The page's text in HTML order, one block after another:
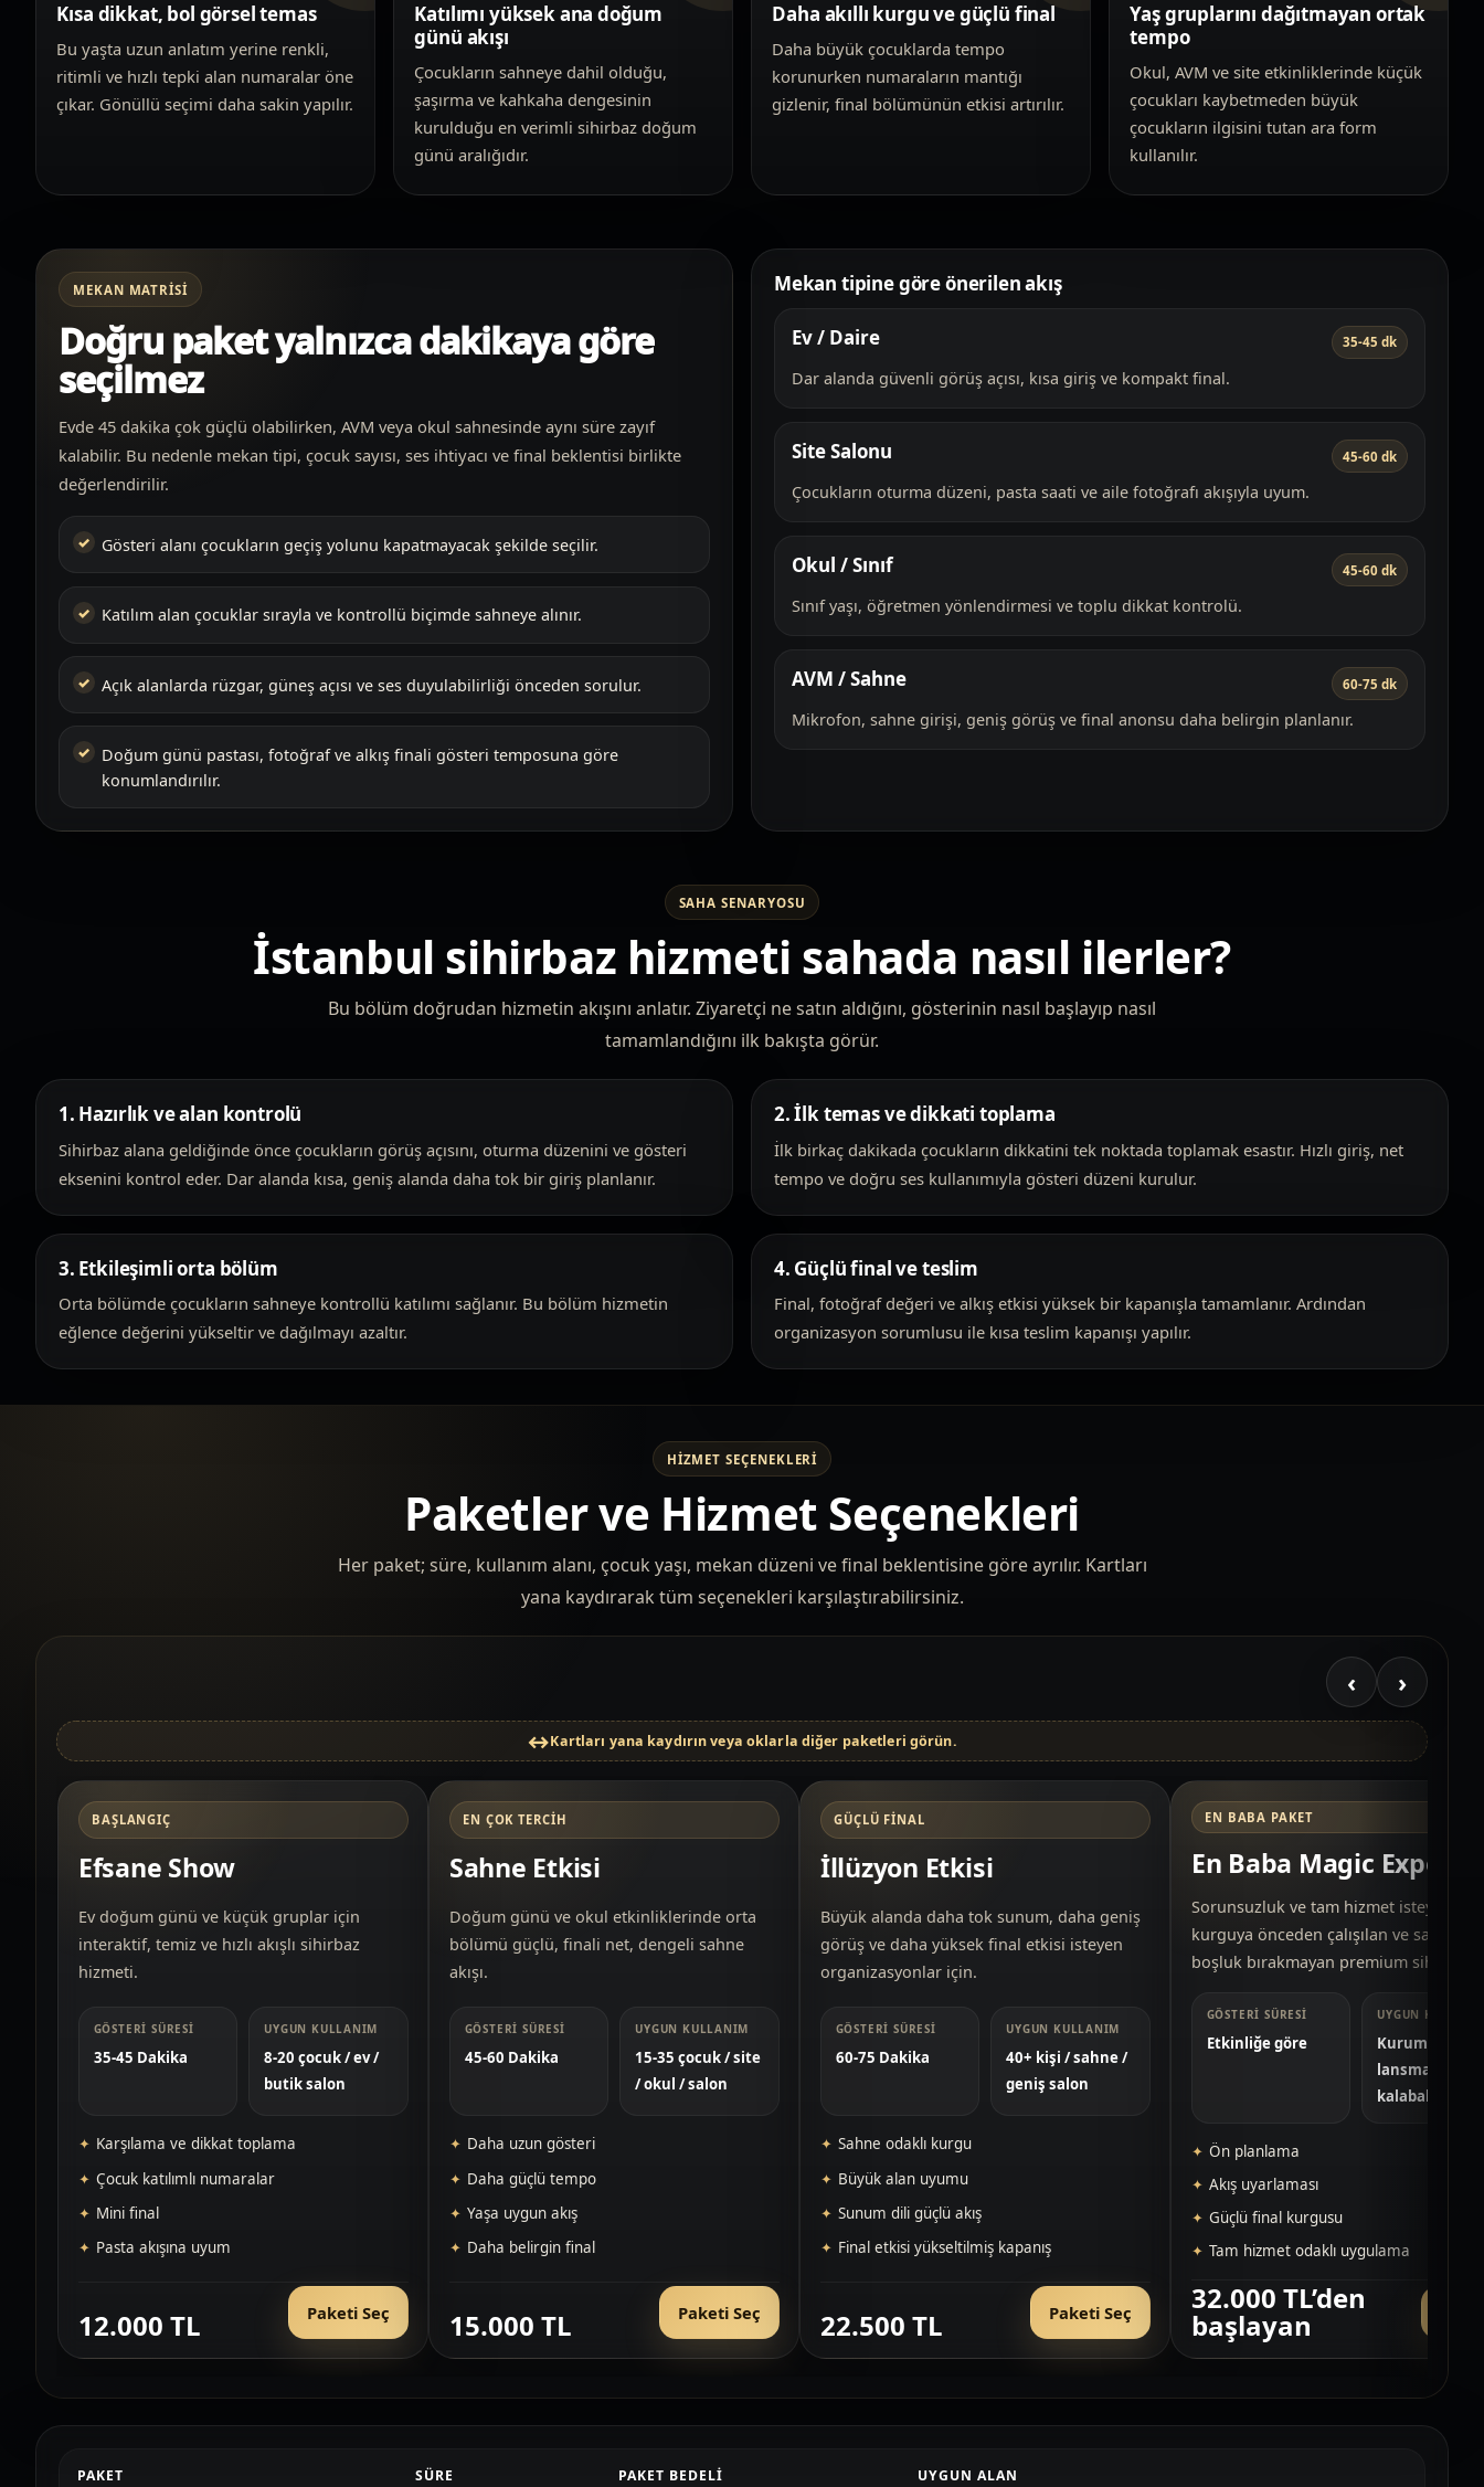
Kısa dikkat, bol görsel temas
Bu yaşta uzun anlatım yerine renkli,
ritimli ve hızlı tepki alan numaralar öne
çıkar. Gönüllü seçimi daha sakin yapılır.
Katılımı yüksek ana doğum
günü akışı
Çocukların sahneye dahil olduğu,
şaşırma ve kahkaha dengesinin
kurulduğu en verimli sihirbaz doğum
günü aralığıdır.
Daha akıllı kurgu ve güçlü final
Daha büyük çocuklarda tempo
korunurken numaraların mantığı
gizlenir, final bölümünün etkisi artırılır.
Yaş gruplarını dağıtmayan ortak
tempo
Okul, AVM ve site etkinliklerinde küçük
çocukları kaybetmeden büyük
çocukların ilgisini tutan ara form
kullanılır.
MEKAN MATRISI
Doğru paket yalnızca dakikaya göre
seçilmez
Evde 45 dakika çok güçlü olabilirken, AVM veya okul sahnesinde aynı süre zayıf
kalabilir. Bu nedenle mekan tipi, çocuk sayısı, ses ihtiyacı ve final beklentisi birlikte
değerlendirilir.
Gösteri alanı çocukların geçiş yolunu kapatmayacak şekilde seçilir.
Katılım alan çocuklar sırayla ve kontrollü biçimde sahneye alınır.
Açık alanlarda rüzgar, güneş açısı ve ses duyulabilirliği önceden sorulur.
Doğum günü pastası, fotoğraf ve alkış finali gösteri temposuna göre
konumlandırılır.
Mekan tipine göre önerilen akış
Ev / Daire 35-45 dk
Dar alanda güvenli görüş açısı, kısa giriş ve kompakt final.
Site Salonu 45-60 dk
Çocukların oturma düzeni, pasta saati ve aile fotoğrafı akışıyla uyum.
Okul / Sınıf 45-60 dk
Sınıf yaşı, öğretmen yönlendirmesi ve toplu dikkat kontrolü.
AVM / Sahne 60-75 dk
Mikrofon, sahne girişi, geniş görüş ve final anonsu daha belirgin planlanır.
SAHA SENARYOSU
İstanbul sihirbaz hizmeti sahada nasıl ilerler?
Bu bölüm doğrudan hizmetin akışını anlatır. Ziyaretçi ne satın aldığını, gösterinin nasıl başlayıp nasıl
tamamlandığını ilk bakışta görür.
1. Hazırlık ve alan kontrolü
Sihirbaz alana geldiğinde önce çocukların görüş açısını, oturma düzenini ve gösteri
eksenini kontrol eder. Dar alanda kısa, geniş alanda daha tok bir giriş planlanır.
2. İlk temas ve dikkati toplama
İlk birkaç dakikada çocukların dikkatini tek noktada toplamak esastır. Hızlı giriş, net
tempo ve doğru ses kullanımıyla gösteri düzeni kurulur.
3. Etkileşimli orta bölüm
Orta bölümde çocukların sahneye kontrollü katılımı sağlanır. Bu bölüm hizmetin
eğlence değerini yükseltir ve dağılmayı azaltır.
4. Güçlü final ve teslim
Final, fotoğraf değeri ve alkış etkisi yüksek bir kapanışla tamamlanır. Ardından
organizasyon sorumlusu ile kısa teslim kapanışı yapılır.
HIZMET SEÇENEKLERI
Paketler ve Hizmet Seçenekleri
Her paket; süre, kullanım alanı, çocuk yaşı, mekan düzeni ve final beklentisine göre ayrılır. Kartları
yana kaydırarak tüm seçenekleri karşılaştırabilirsiniz.
‹ ›
Kartları yana kaydırın veya oklarla diğer paketleri görün.
BAŞLANGIÇ
Efsane Show
Ev doğum günü ve küçük gruplar için
interaktif, temiz ve hızlı akışlı sihirbaz
hizmeti.
GÖSTERI SÜRESI
35-45 Dakika
UYGUN KULLANIM
8-20 çocuk / ev /
butik salon
Karşılama ve dikkat toplama
Çocuk katılımlı numaralar
Mini final
Pasta akışına uyum
12.000 TL Paketi Seç
EN ÇOK TERCIH
Sahne Etkisi
Doğum günü ve okul etkinliklerinde orta
bölümü güçlü, finali net, dengeli sahne
akışı.
GÖSTERI SÜRESI
45-60 Dakika
UYGUN KULLANIM
15-35 çocuk / site
/ okul / salon
Daha uzun gösteri
Daha güçlü tempo
Yaşa uygun akış
Daha belirgin final
15.000 TL Paketi Seç
GÜÇLÜ FINAL
İllüzyon Etkisi
Büyük alanda daha tok sunum, daha geniş
görüş ve daha yüksek final etkisi isteyen
organizasyonlar için.
GÖSTERI SÜRESI
60-75 Dakika
UYGUN KULLANIM
40+ kişi / sahne /
geniş salon
Sahne odaklı kurgu
Büyük alan uyumu
Sunum dili güçlü akış
Final etkisi yükseltilmiş kapanış
22.500 TL Paketi Seç
EN BABA PAKET
En Baba Magic
Sorunsuzluk ve tam hizmet isteyen,
kurguya önceden çalışılan ve sahada
boşluk bırakmayan premium sihirbaz
GÖSTERI SÜRESI
Etkinliğe göre
UYGUN
Kurumsal /
lansman /
kalabalık
Ön planlama
Akış uyarlaması
Güçlü final kurgusu
Tam hizmet odaklı uygulama
32.000 TL’den
başlayan
PAKET SÜRE PAKET BEDELI UYGUN ALAN